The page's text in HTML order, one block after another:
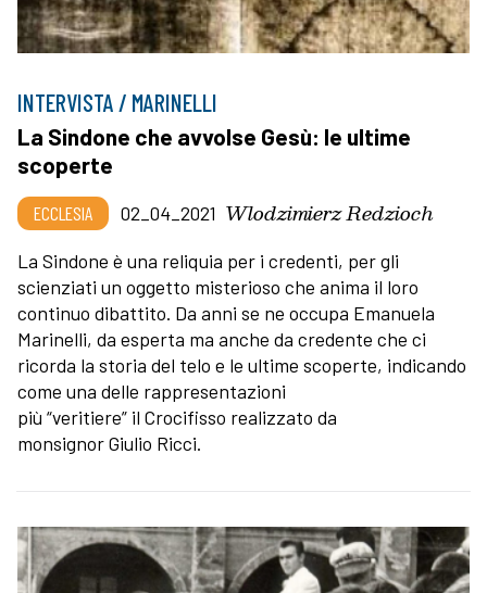
INTERVISTA / MARINELLI
La Sindone che avvolse Gesù: le ultime
scoperte
ECCLESIA 02_04_2021 Wlodzimierz Redzioch
La Sindone è una reliquia per i credenti, per gli
scienziati un oggetto misterioso che anima il loro
continuo dibattito. Da anni se ne occupa Emanuela
Marinelli, da esperta ma anche da credente che ci
ricorda la storia del telo e le ultime scoperte, indicando
come una delle rappresentazioni
più “veritiere” il Crocifisso realizzato da
monsignor Giulio Ricci.